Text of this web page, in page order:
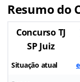
Resumo do
Concurso TJ
SP Juiz
Situação atual